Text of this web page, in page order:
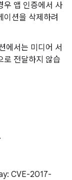
우 앱 인증에서 사
션을 삭제하려
에서는 미디어 서
로 전달하지 않습
CVE-2017-